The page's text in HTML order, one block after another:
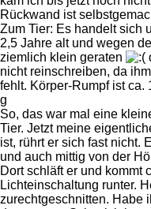
Rückwand ist
Zum Tier: Es handelt sich
2,5 Jahre alt und wegen
ziemlich klein geraten
nicht reinschreiben, da
fehlt. Körper-Rumpf ist ca.
g
So, das war mal eine
Tier. Jetzt meine
ist, rührt er sich fast nicht.
und auch mittig von der
Dort schläft er und kommt
Lichteinschaltung runter.
zurechtgeschnitten. Habe